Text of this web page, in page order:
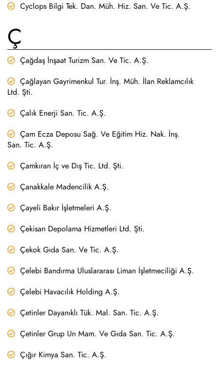
Cyclops Bilgi Tek. Dan. Müh. Hiz. San. Ve Tic. A.Ş.
Ç
Çağdaş İnşaat Turizm San. Ve Tic. A.Ş.
Çağlayan Gayrimenkul Tur. İnş. Müh. İlan Reklamcılık
Ltd. Şti.
Çalık Enerji San. Tic. A.Ş.
Çam Ecza Deposu Sağ. Ve Eğitim Hiz. Nak. İnş.
San. Tic. A.Ş.
Çamkıran İç ve Dış Tic. Ltd. Şti.
Çanakkale Madencilik A.Ş.
Çayeli Bakır İşletmeleri A.Ş.
Çekisan Depolama Hizmetleri Ltd. Şti.
Çekok Gıda San. Ve Tic. A.Ş.
Çelebi Bandırma Uluslararası Liman İşletmeciliği A.Ş.
Çelebi Havacılık Holding A.Ş.
Çetinler Dayanıklı Tük. Mal. San. Tic. A.Ş.
Çetinler Grup Un Mam. Ve Gıda San. Tic. A.Ş.
Çığır Kimya San. Tic. A.Ş.